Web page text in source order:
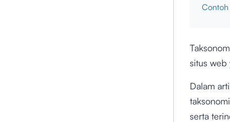
Contoh
situs web
Dalam
serta